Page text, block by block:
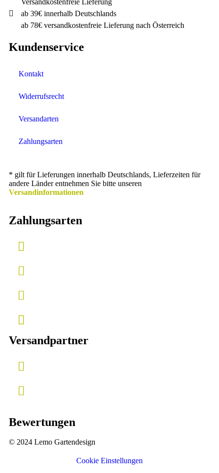
Versandkostenfreie Lieferung
ab 39€ innerhalb Deutschlands
ab 78€ versandkostenfreie Lieferung nach Österreich
Kundenservice
Kontakt
Widerrufsrecht
Versandarten
Zahlungsarten
* gilt für Lieferungen innerhalb Deutschlands, Lieferzeiten für
andere Länder entnehmen Sie bitte unseren
Versandinformationen
Zahlungsarten
Versandpartner
Bewertungen
© 2024 Lemo Gartendesign
Cookie Einstellungen